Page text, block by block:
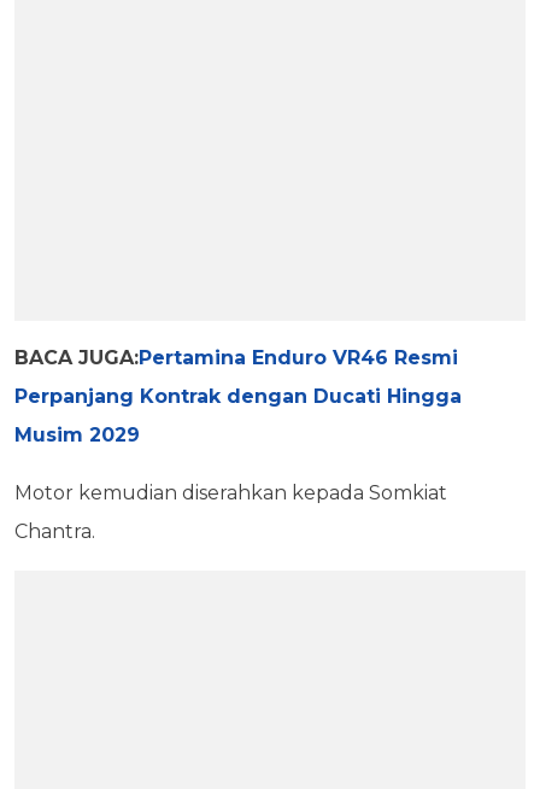
BACA JUGA:Pertamina Enduro VR46 Resmi
Perpanjang Kontrak dengan Ducati Hingga
Musim 2029
Motor kemudian diserahkan kepada Somkiat
Chantra.